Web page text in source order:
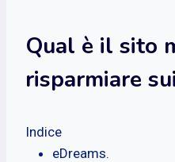
Qual è il sito
risparmiare
Indice
eDreams.